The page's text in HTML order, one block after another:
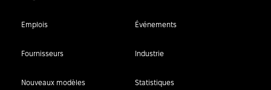
Emplois Événements
Fournisseurs Industrie
Nouveaux modèles Statistiques